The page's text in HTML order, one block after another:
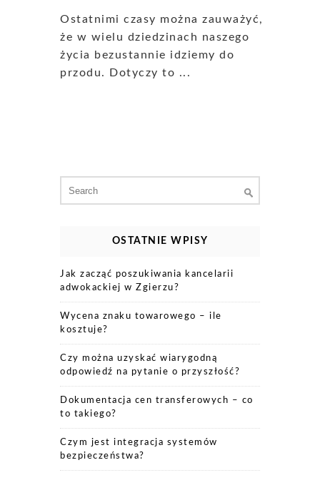
Ostatnimi czasy można zauważyć,
że w wielu dziedzinach naszego
życia bezustannie idziemy do
przodu. Dotyczy to ...
for:
OSTATNIE WPISY
Jak zacząć poszukiwania kancelarii
adwokackiej w Zgierzu?
Wycena znaku towarowego – ile
kosztuje?
Czy można uzyskać wiarygodną
odpowiedź na pytanie o przyszłość?
Dokumentacja cen transferowych – co
to takiego?
Czym jest integracja systemów
bezpieczeństwa?